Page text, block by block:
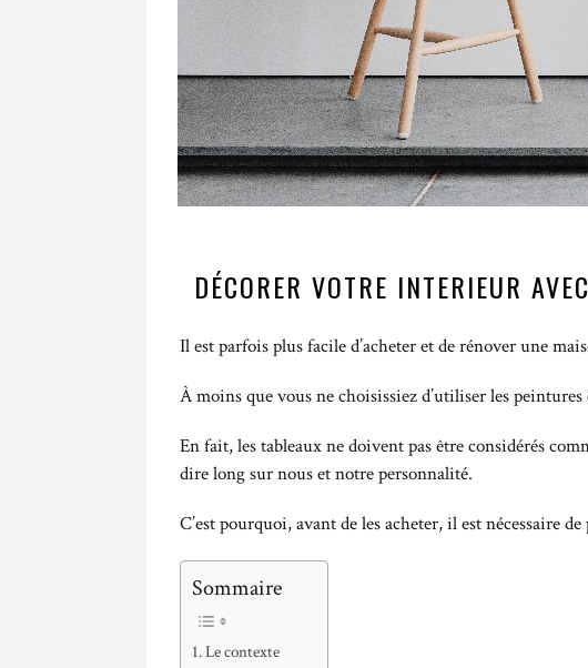
DÉCORER VOTRE INTERIEUR
Il est parfois plus facile d’acheter et de rénover une
À moins que vous ne choisissiez d’utiliser les
En fait, les tableaux ne doivent pas être considérés
dire long sur nous et notre personnalité.
C’est pourquoi, avant de les acheter, il est nécessaire
Sommaire
Le contexte